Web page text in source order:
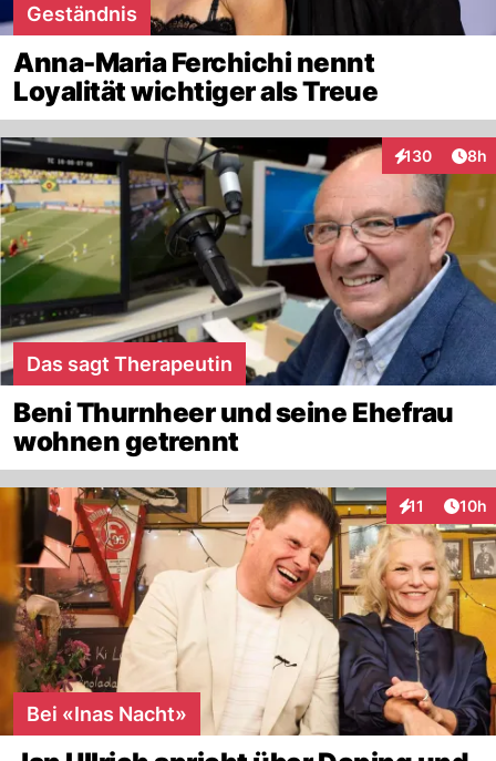
Geständnis
Anna-Maria Ferchichi nennt
Loyalität wichtiger als Treue
130
Interaktionen
8h
Das sagt Therapeutin
Beni Thurnheer und seine Ehefrau
wohnen getrennt
11
Interaktionen
10h
Bei «Inas Nacht»